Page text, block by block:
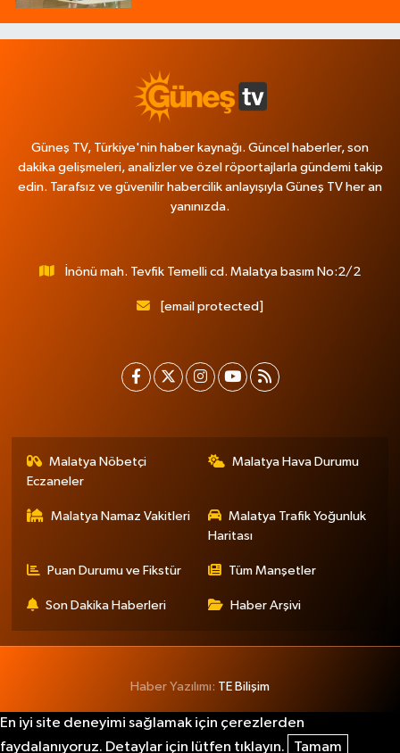
Güneş TV, Türkiye'nin haber kaynağı. Güncel haberler, son
dakika gelişmeleri, analizler ve özel röportajlarla gündemi takip
edin. Tarafsız ve güvenilir habercilik anlayışıyla Güneş TV her an
yanınızda.
İnönü mah. Tevfik Temelli cd. Malatya basım No:2/2
[email protected]
Malatya Nöbetçi
Eczaneler
Malatya Hava Durumu
Malatya Namaz Vakitleri
Malatya Trafik Yoğunluk
Haritası
Puan Durumu ve Fikstür Tüm Manşetler
Son Dakika Haberleri Haber Arşivi
Haber Yazılımı: TE Bilişim
En iyi site deneyimi sağlamak için çerezlerden
faydalanıyoruz. Detaylar için lütfen tıklayın.
Tamam